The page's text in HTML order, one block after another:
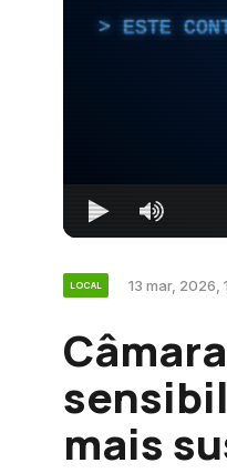
ESTE
LOCAL 13 mar, 2026,
mais